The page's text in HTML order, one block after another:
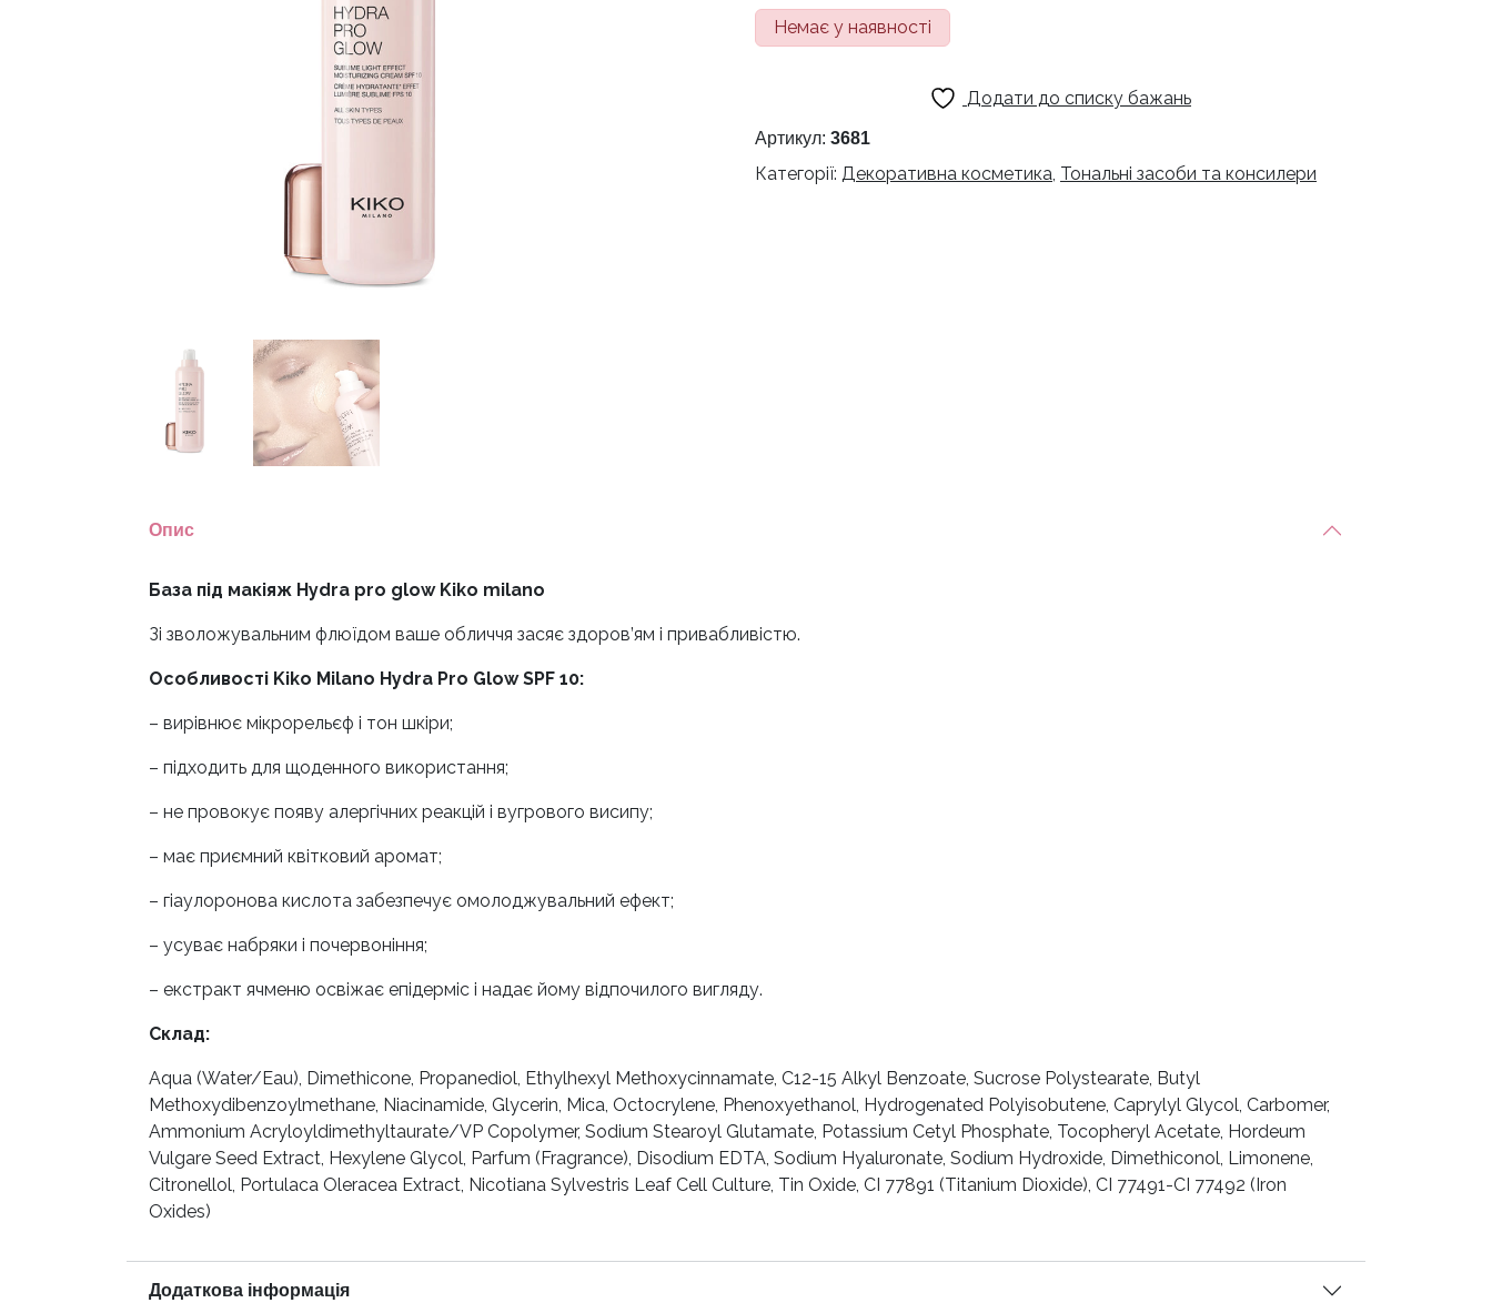
Немає у наявності
Додати до списку бажань
Артикул: 3681
Категорії: Декоративна косметика, Тональні засоби та консилери
Опис
База під макіяж Hydra pro glow Kiko milano
Зі зволожувальним флюїдом ваше обличчя засяє здоров’ям і привабливістю.
Особливості Kiko Milano Hydra Pro Glow SPF 10:
– вирівнює мікрорельєф і тон шкіри;
– підходить для щоденного використання;
– не провокує появу алергічних реакцій і вугрового висипу;
– має приємний квітковий аромат;
– гіаулоронова кислота забезпечує омолоджувальний ефект;
– усуває набряки і почервоніння;
– екстракт ячменю освіжає епідерміс і надає йому відпочилого вигляду.
Склад:
Aqua (Water/Eau), Dimethicone, Propanediol, Ethylhexyl Methoxycinnamate, C12-15 Alkyl Benzoate, Sucrose Polystearate, Butyl
Methoxydibenzoylmethane, Niacinamide, Glycerin, Mica, Octocrylene, Phenoxyethanol, Hydrogenated Polyisobutene, Caprylyl Glycol, Carbomer,
Ammonium Acryloyldimethyltaurate/VP Copolymer, Sodium Stearoyl Glutamate, Potassium Cetyl Phosphate, Tocopheryl Acetate, Hordeum
Vulgare Seed Extract, Hexylene Glycol, Parfum (Fragrance), Disodium EDTA, Sodium Hyaluronate, Sodium Hydroxide, Dimethiconol, Limonene,
Citronellol, Portulaca Oleracea Extract, Nicotiana Sylvestris Leaf Cell Culture, Tin Oxide, CI 77891 (Titanium Dioxide), CI 77491-CI 77492 (Iron
Oxides)
Додаткова інформація